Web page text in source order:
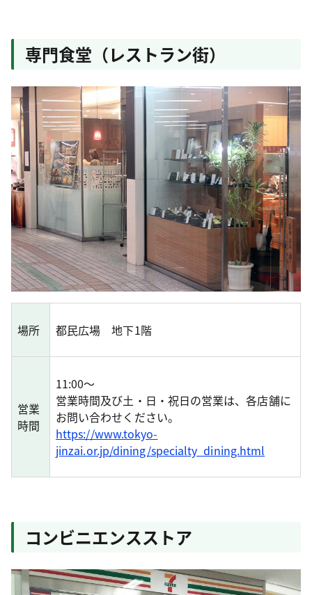
専門食堂（レストラン街）
場所 都民広場 地下1階
営業
時間
11:00～
営業時間及び土・日・祝日の営業は、各店舗に
お問い合わせください。
https://www.tokyo-
jinzai.or.jp/dining/specialty_dining.html
コンビニエンスストア